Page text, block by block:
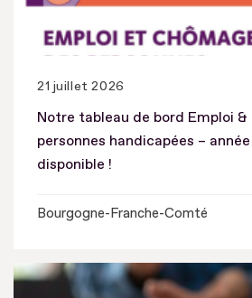
21 juillet 2026
Notre tableau de bord Emploi &
personnes handicapées –
disponible !
Bourgogne-Franche-Comté